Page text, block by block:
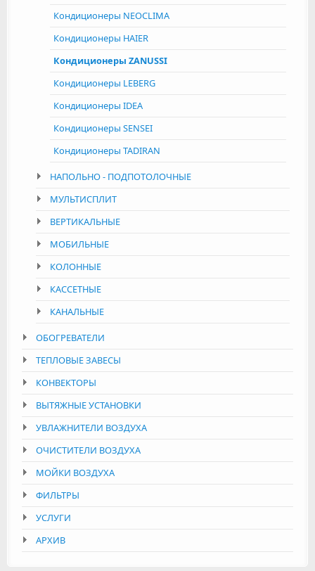
Кондиционеры NEOCLIMA
Кондиционеры HAIER
Кондиционеры ZANUSSI
Кондиционеры LEBERG
Кондиционеры IDEA
Кондиционеры SENSEI
Кондиционеры TADIRAN
НАПОЛЬНО - ПОДПОТОЛОЧНЫЕ
МУЛЬТИСПЛИТ
ВЕРТИКАЛЬНЫЕ
МОБИЛЬНЫЕ
КОЛОННЫЕ
КАССЕТНЫЕ
КАНАЛЬНЫЕ
ОБОГРЕВАТЕЛИ
ТЕПЛОВЫЕ ЗАВЕСЫ
КОНВЕКТОРЫ
ВЫТЯЖНЫЕ УСТАНОВКИ
УВЛАЖНИТЕЛИ ВОЗДУХА
ОЧИСТИТЕЛИ ВОЗДУХА
МОЙКИ ВОЗДУХА
ФИЛЬТРЫ
УСЛУГИ
АРХИВ